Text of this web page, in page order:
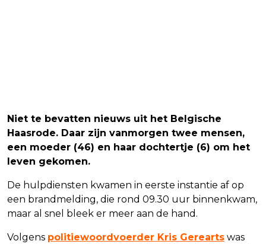
Niet te bevatten nieuws uit het Belgische
Haasrode. Daar zijn vanmorgen twee mensen,
een moeder (46) en haar dochtertje (6) om het
leven gekomen.
De hulpdiensten kwamen in eerste instantie af op
een brandmelding, die rond 09.30 uur binnenkwam,
maar al snel bleek er meer aan de hand.
Volgens politiewoordvoerder Kris Gerearts was